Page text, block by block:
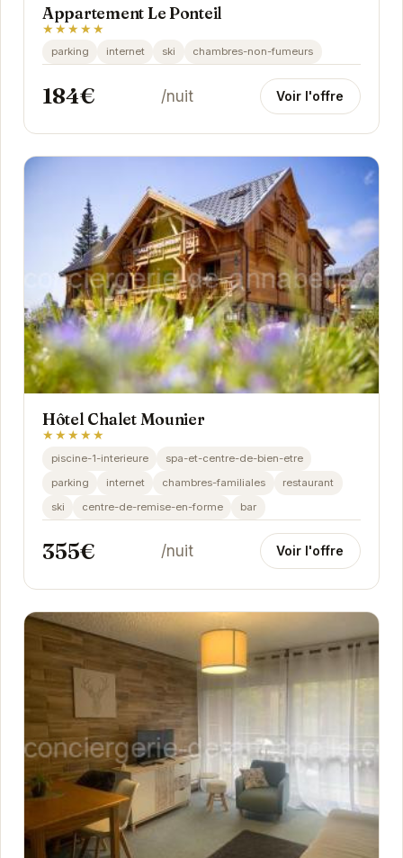
Appartement Le Ponteil
★★★★★
parking internet ski chambres-non-fumeurs
184€ /nuit Voir l'offre
Hôtel Chalet Mounier
★★★★★
piscine-1-interieure
spa-et-centre-de-bien-etre
parking
internet chambres-familiales
restaurant
ski
centre-de-remise-en-forme bar
355€ /nuit Voir l'offre